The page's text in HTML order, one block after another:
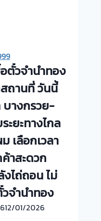
ตั๋วจำนำทอง
ถานที่ วันนี้
บางกรวย-
ะยะทางไกล
เลือกเวลา
าสะดวก
ไถ่ถอน ไม่
จำนำทอง
12/01/2026